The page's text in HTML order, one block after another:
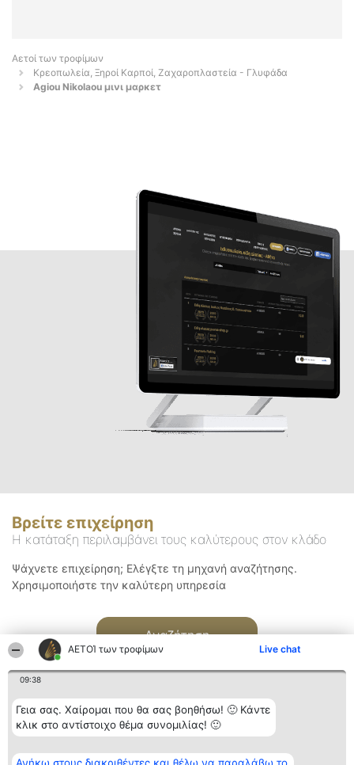
ΑΕΤΟΊ των τροφίμων Live chat
09:38
Γεια σας. Χαίρομαι που θα σας βοηθήσω! 🙂 Κάντε
κλικ στο αντίστοιχο θέμα συνομιλίας! 🙂
Αετοί των τροφίμων
Κρεοπωλεία, Ξηροί Καρποί, Ζαχαροπλαστεία - Γλυφάδα
Agiou Nikolaou μινι μαρκετ
Βρείτε επιχείρηση
Η κατάταξη περιλαμβάνει τους καλύτερους στον κλάδο
Ψάχνετε επιχείρηση; Ελέγξτε τη μηχανή αναζήτησης.
Χρησιμοποιήστε την καλύτερη υπηρεσία
Αναζήτηση
Διοργανωτής της
κατάταξης
Κατάταξη
Διακριθέντες
Επικοινωνία
Επικοινωνία